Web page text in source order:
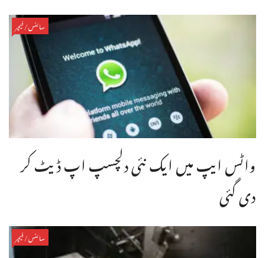
سائنس/فیچر
واٹس ایپ میں ایک نئی دلچسپ اپ ڈیٹ کر
دی گئی
سائنس/فیچر